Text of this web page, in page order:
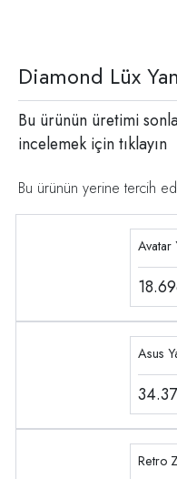
Diamond Lüx
Bu ürünün üretimi
incelemek içintıklayın
Bu ürünün yerine tercih
Avatar
Asus
Retro